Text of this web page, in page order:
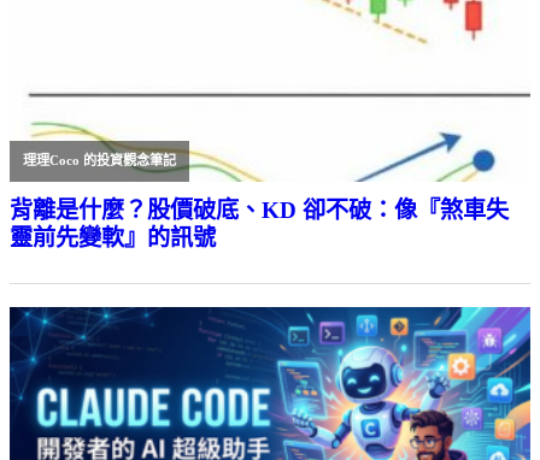
理理Coco 的投資觀念筆記
背離是什麼？股價破底、KD 卻不破：像『煞車失
靈前先變軟』的訊號